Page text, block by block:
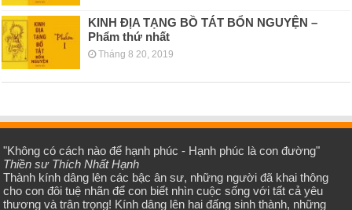
KINH ÐỊA TẠNG BỒ TÁT BỔN NGUYỆN –
Phẩm thứ nhất
Tháng 8 20, 2019
"Không có cách nào để hạnh phúc - Hạnh phúc là con đường"
Thiền sư Thích Nhất Hạnh
Thành kính dâng lên các bậc ân sư, những người đã khai thông
cho con đôi tuệ nhãn để con biết nhìn cuộc sống với tất cả yêu
thương và trân trọng! Kính dâng lên hai đấng sinh thành, những